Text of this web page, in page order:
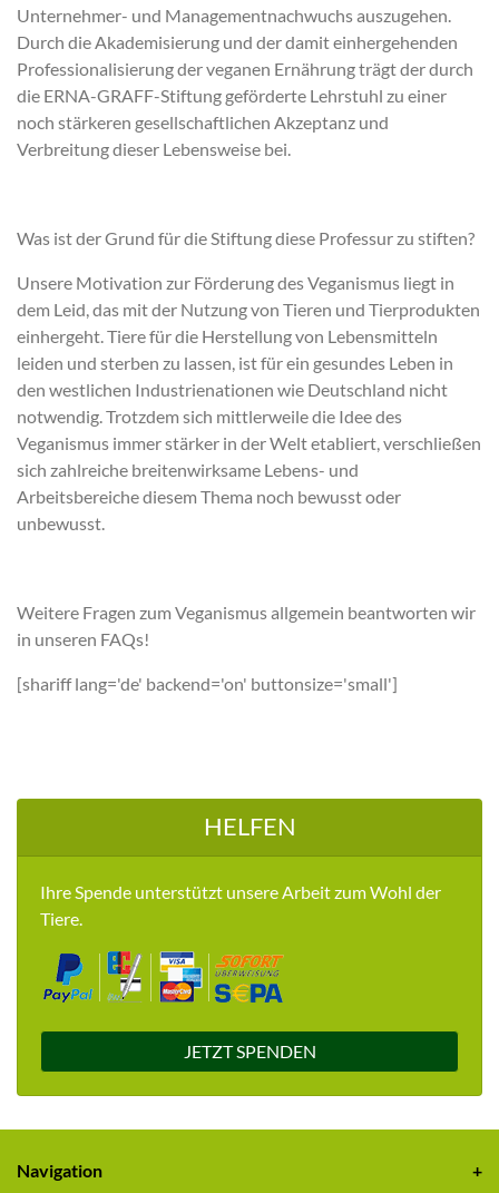
Unternehmer- und Managementnachwuchs auszugehen.
Durch die Akademisierung und der damit einhergehenden
Professionalisierung der veganen Ernährung trägt der durch
die ERNA-GRAFF-Stiftung geförderte Lehrstuhl zu einer
noch stärkeren gesellschaftlichen Akzeptanz und
Verbreitung dieser Lebensweise bei.
Was ist der Grund für die Stiftung diese Professur zu stiften?
Unsere Motivation zur Förderung des Veganismus liegt in
dem Leid, das mit der Nutzung von Tieren und Tierprodukten
einhergeht. Tiere für die Herstellung von Lebensmitteln
leiden und sterben zu lassen, ist für ein gesundes Leben in
den westlichen Industrienationen wie Deutschland nicht
notwendig. Trotzdem sich mittlerweile die Idee des
Veganismus immer stärker in der Welt etabliert, verschließen
sich zahlreiche breitenwirksame Lebens- und
Arbeitsbereiche diesem Thema noch bewusst oder
unbewusst.
Weitere Fragen zum Veganismus allgemein beantworten wir
in unseren FAQs!
[shariff lang='de' backend='on' buttonsize='small']
HELFEN
Ihre Spende unterstützt unsere Arbeit zum Wohl der
Tiere.
JETZT SPENDEN
Navigation